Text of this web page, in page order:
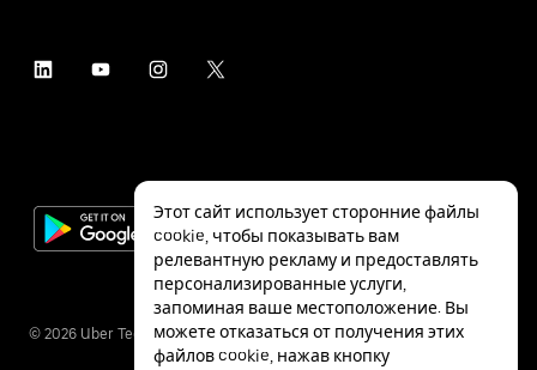
© 2026 Uber Technologies Inc.
Этот сайт использует сторонние файлы
cookie, чтобы показывать вам
релевантную рекламу и предоставлять
персонализированные услуги,
запоминая ваше местоположение. Вы
можете отказаться от получения этих
файлов cookie, нажав кнопку